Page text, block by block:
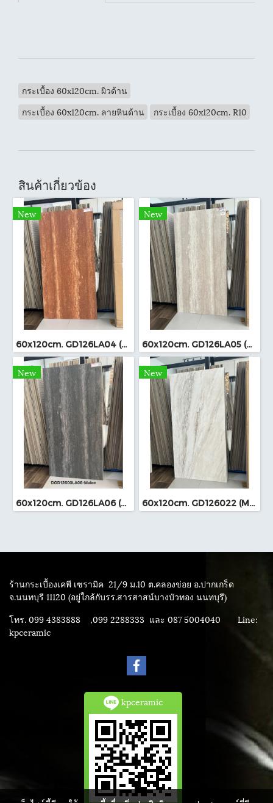
กระเบื้อง 60x120cm. ผิวด้าน
กระเบื้อง 60x120cm. ลายหินด้าน
กระเบื้อง 60x120cm. R10
สินค้าเกี่ยวข้อง
New
60x120cm. GD126LA04 (MO)
New
60x120cm. GD126LA05 (MO)
New
60x120cm. GD126LA06 (MO)
New
60x120cm. GD126022 (MO)
ร้านกระเบื้องเคพี เซรามิค 21/9 ม.10 ต.คลองข่อย อ.ปากเกร็ด
จ.นนทบุรี 11120 (อยู่ใกล้กับรร.สารสาสน์บางบัวทอง นนทบุรี)
โทร. 099 4383888 ,099 2288333 และ 087 5004040 Line:
kpceramic
kpceramic